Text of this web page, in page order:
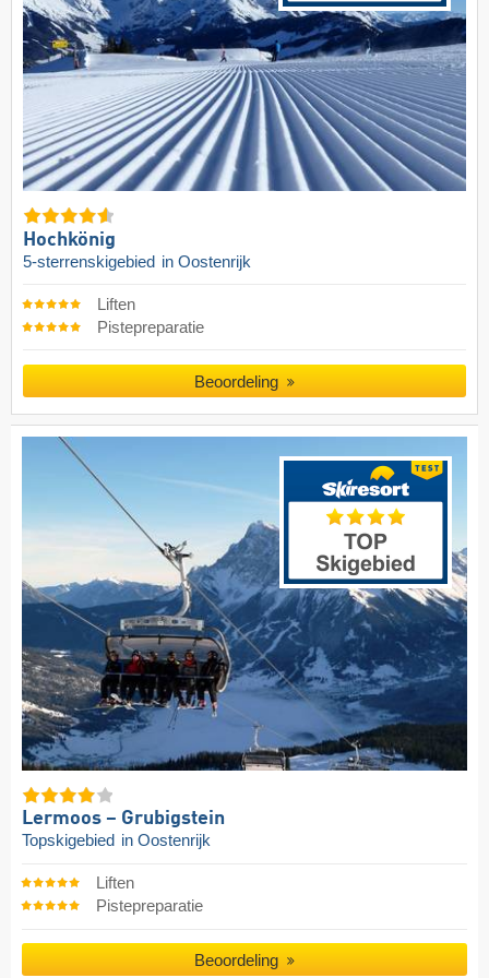
Hochkönig
5-sterrenskigebied in Oostenrijk
Liften
Pistepreparatie
Beoordeling
Lermoos – Grubigstein
Topskigebied in Oostenrijk
Liften
Pistepreparatie
Beoordeling